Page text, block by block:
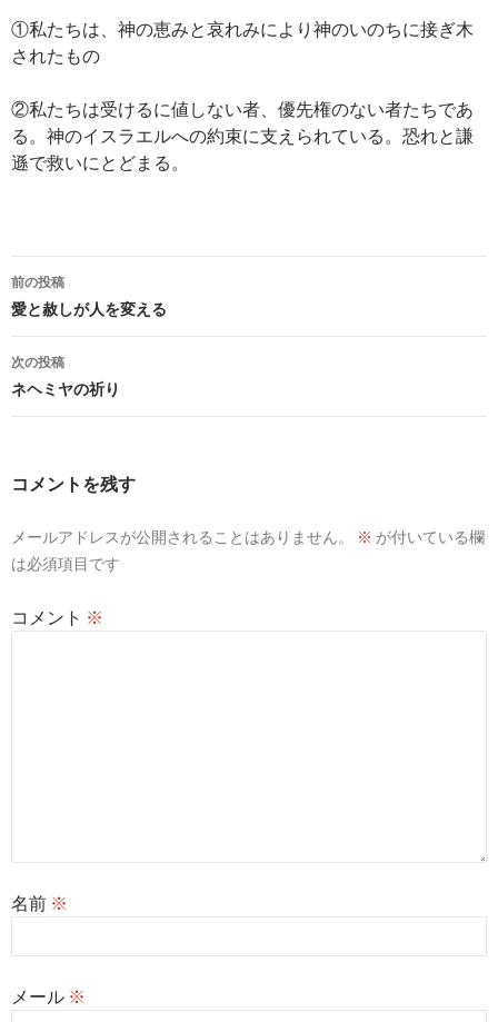
①私たちは、神の恵みと哀れみにより神のいのちに接ぎ木
されたもの
②私たちは受けるに値しない者、優先権のない者たちであ
る。神のイスラエルへの約束に支えられている。恐れと謙
遜で救いにとどまる。
投
稿
ナ
ビ
ゲ
ョ
前の投稿
愛と赦しが人を変える
次の投稿
ネヘミヤの祈り
コメントを残す
メールアドレスが公開されることはありません。 ※ が付いている欄
は必須項目です
コメント ※
名前 ※
メール ※